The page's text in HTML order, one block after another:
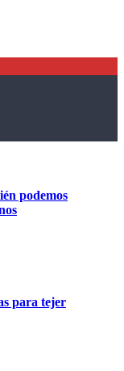
podemos
para tejer